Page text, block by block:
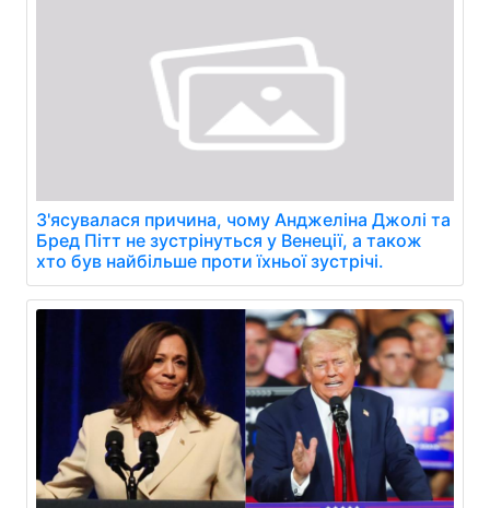
З'ясувалася причина, чому Анджеліна Джолі та
Бред Пітт не зустрінуться у Венеції, а також
хто був найбільше проти їхньої зустрічі.